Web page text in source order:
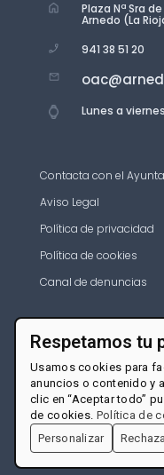
Plaza Nª Sra
Arnedo (La
941 38 51 20
Lunes a
Contacta con el
Aviso Legal
Política de privacidad
Política de cookies
Canal de denuncias
Respetamos tu
Usamos cookies para
anuncios o contenido y
clic en “Aceptar todo”
de cookies. Política de
Personalizar